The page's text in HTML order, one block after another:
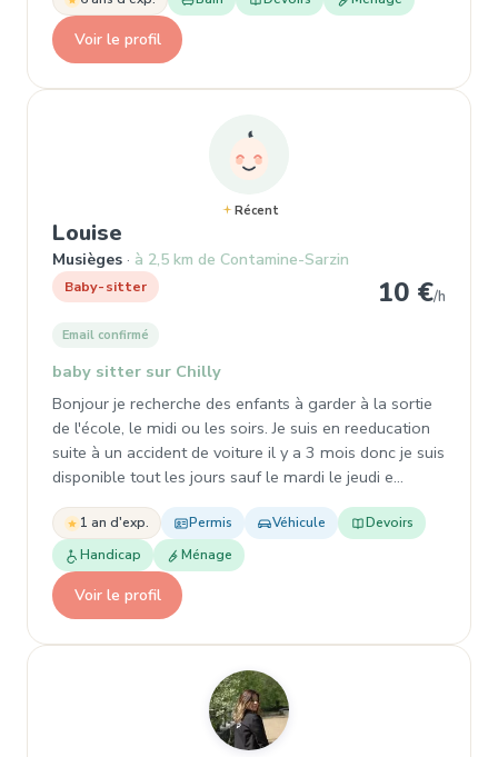
Voir le profil
Récent
Louise
Musièges à 2,5 km de Contamine-Sarzin
Baby-sitter 10 €/h
Email confirmé
baby sitter sur Chilly
Bonjour je recherche des enfants à garder à la sortie
de l'école, le midi ou les soirs. Je suis en reeducation
suite à un accident de voiture il y a 3 mois donc je suis
disponible tout les jours sauf le mardi le jeudi e…
1 an d'exp. Permis Véhicule
Devoirs
Handicap
Ménage
Voir le profil